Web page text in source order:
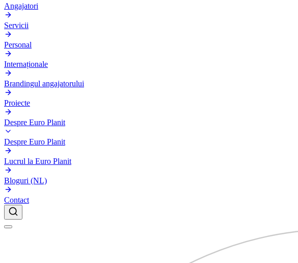
Angajatori
Servicii
Personal
Internaționale
Brandingul angajatorului
Proiecte
Despre Euro Planit
Despre Euro Planit
Lucrul la Euro Planit
Bloguri (NL)
Contact